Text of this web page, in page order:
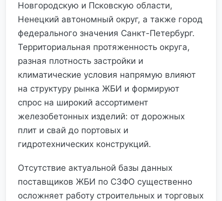
Новгородскую и Псковскую области,
Ненецкий автономный округ, а также город
федерального значения Санкт-Петербург.
Территориальная протяженность округа,
разная плотность застройки и
климатические условия напрямую влияют
на структуру рынка ЖБИ и формируют
спрос на широкий ассортимент
железобетонных изделий: от дорожных
плит и свай до портовых и
гидротехнических конструкций.
Отсутствие актуальной базы данных
поставщиков ЖБИ по СЗФО существенно
осложняет работу строительных и торговых